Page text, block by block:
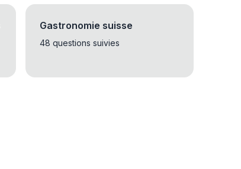
Gastronomie suisse
48 questions suivies